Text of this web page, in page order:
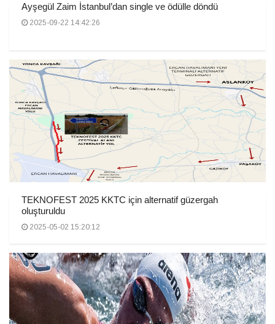
Ayşegül Zaim İstanbul’dan single ve ödülle döndü
2025-09-22 14:42:26
TEKNOFEST 2025 KKTC için alternatif güzergah
oluşturuldu
2025-05-02 15:20:12